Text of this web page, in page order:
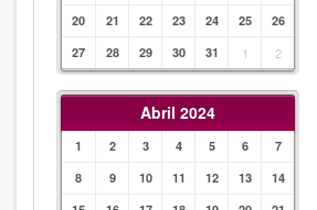
20
21 22 23 24 25
26
27
28 29 30 31 1 2
Abril 2024
1 2 3 4 5 6
7
8
9 10 11 12 13
14